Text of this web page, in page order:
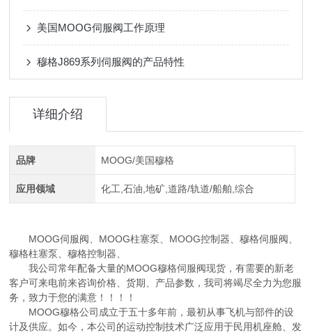
美国MOOG伺服阀工作原理
穆格J869系列伺服阀的产品特性
详细介绍
品牌 MOOG/美国穆格
应用领域 化工,石油,地矿,道路/轨道/船舶,综合
MOOG伺服阀、MOOG柱塞泵、MOOG控制器、穆格伺服阀、
穆格柱塞泵、穆格控制器、
我公司常年配备大量的MOOG穆格伺服阀现货，有需要的新老
客户可来电前来咨询价格、货期、产品参数，我司将竭尽全力为您服
务，致力于您的满意！！！！
MOOG穆格公司成立于五十多年前，最初从事飞机与部件的设
计及供应。如今，本公司的运动控制技术广泛应用于民用机座舱、发